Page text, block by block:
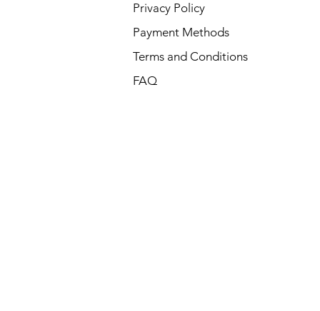
Privacy Policy
Payment Methods
Terms and Conditions
FAQ